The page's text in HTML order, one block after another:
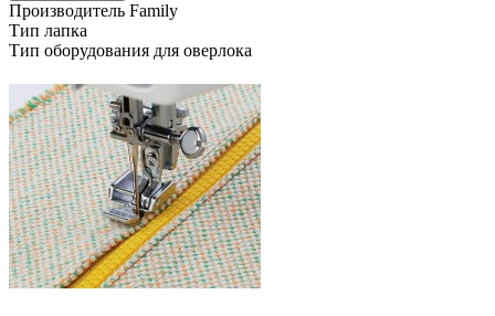
Производитель Family
Тип лапка
Тип оборудования для оверлока